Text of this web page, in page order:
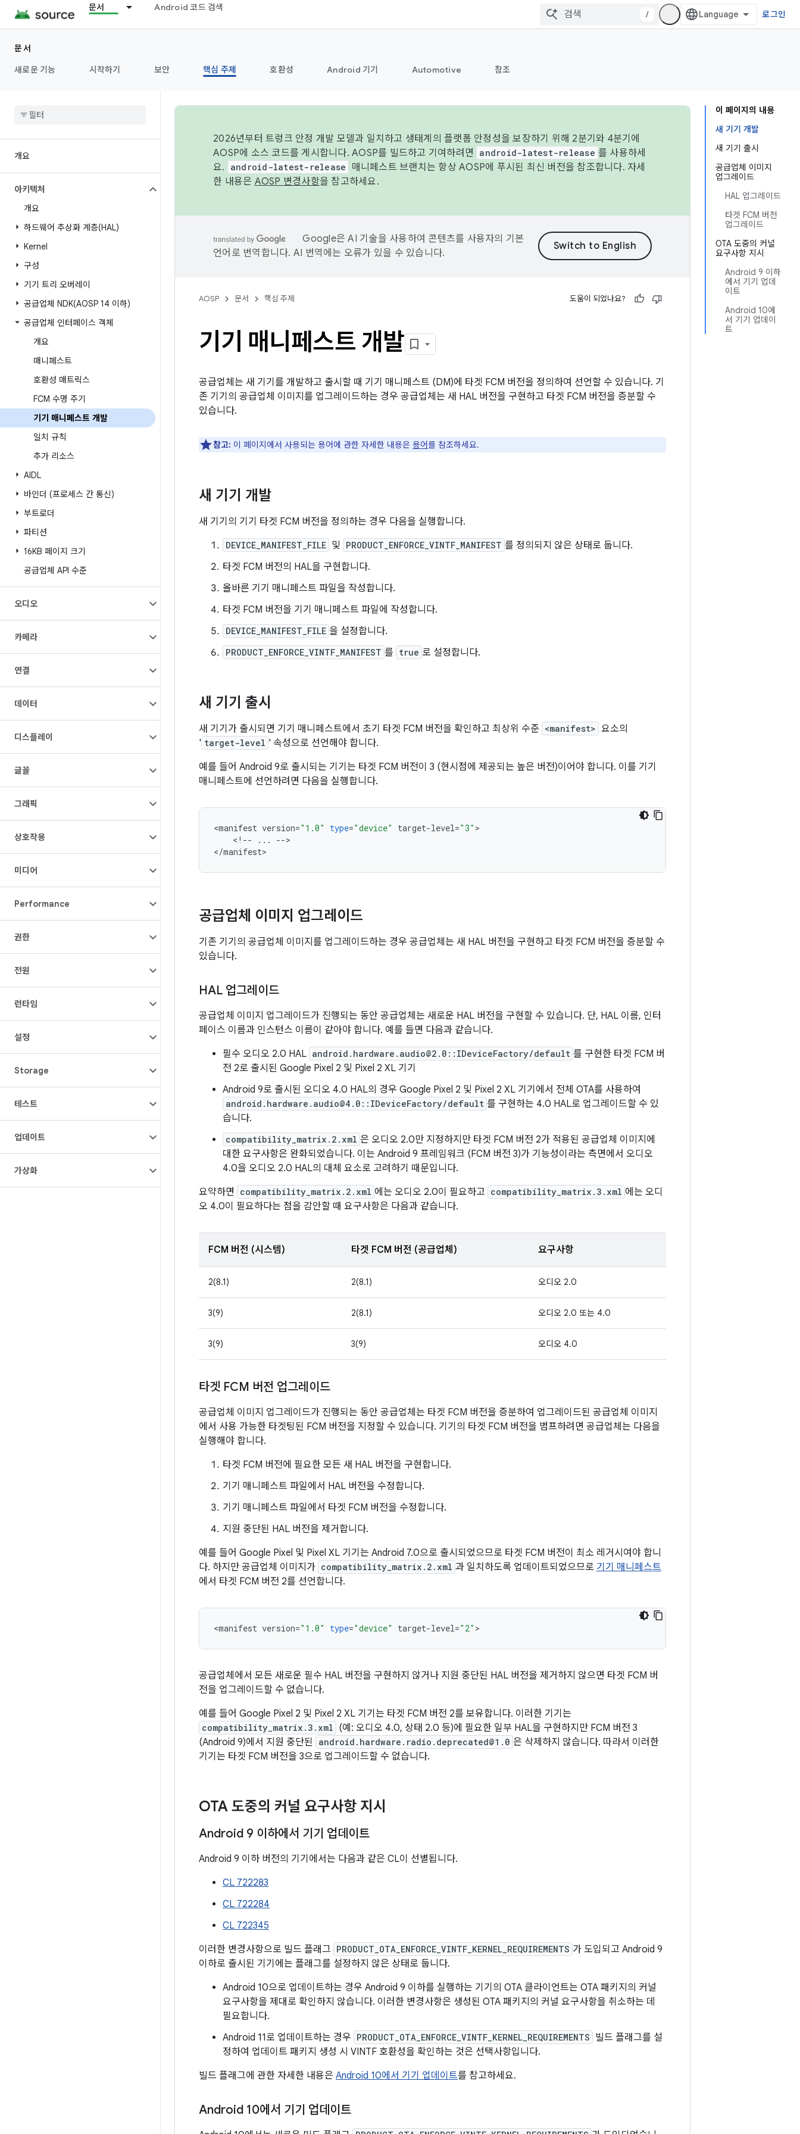
문서 Android 코드 검색
/ 로그인
문서
새로운 기능
시작하기 보안 핵심 주제 호환성 Android 기기 Automotive 참조
개요
아키텍처
개요
하드웨어 추상화 계층(HAL)
Kernel
구성
기기 트리 오버레이
공급업체 NDK(AOSP 14 이하)
공급업체 인터페이스 객체
개요
매니페스트
호환성 매트릭스
FCM 수명 주기
기기 매니페스트 개발
일치 규칙
추가 리소스
AIDL
바인더 (프로세스 간 통신)
부트로더
파티션
16KB 페이지 크기
공급업체 API 수준
오디오
카메라
연결
데이터
디스플레이
글꼴
그래픽
상호작용
미디어
Performance
권한
전원
런타임
설정
Storage
테스트
업데이트
가상화
이 페이지의 내용
새 기기 개발
새 기기 출시
공급업체 이미지
업그레이드
HAL 업그레이드
타겟 FCM 버전
업그레이드
OTA 도중의 커널
요구사항 지시
Android 9 이하
에서 기기 업데
이트
Android 10에
서 기기 업데이
트
2026년부터 트렁크 안정 개발 모델과 일치하고 생태계의 플랫폼 안정성을 보장하기 위해 2분기와 4분기에
AOSP에 소스 코드를 게시합니다. AOSP를 빌드하고 기여하려면
android-latest-release 를 사용하세
요.
android-latest-release
매니페스트 브랜치는 항상 AOSP에 푸시된 최신 버전을 참조합니다. 자세
한 내용은 AOSP 변경사항을 참고하세요.
Google은 AI 기술을 사용하여 콘텐츠를 사용자의 기본
언어로 번역합니다. AI 번역에는 오류가 있을 수 있습니다.
AOSP 문서 핵심 주제 도움이 되었나요?
기기 매니페스트 개발
공급업체는 새 기기를 개발하고 출시할 때 기기 매니페스트 (DM)에 타겟 FCM 버전을 정의하여 선언할 수 있습니다. 기
존 기기의 공급업체 이미지를 업그레이드하는 경우 공급업체는 새 HAL 버전을 구현하고 타겟 FCM 버전을 증분할 수
있습니다.
참고: 이 페이지에서 사용되는 용어에 관한 자세한 내용은 용어를 참조하세요.
새 기기 개발
새 기기의 기기 타겟 FCM 버전을 정의하는 경우 다음을 실행합니다.
DEVICE_MANIFEST_FILE 및 PRODUCT_ENFORCE_VINTF_MANIFEST 를 정의되지 않은 상태로 둡니다.
타겟 FCM 버전의 HAL을 구현합니다.
올바른 기기 매니페스트 파일을 작성합니다.
타겟 FCM 버전을 기기 매니페스트 파일에 작성합니다.
DEVICE_MANIFEST_FILE 을 설정합니다.
PRODUCT_ENFORCE_VINTF_MANIFEST 를 true 로 설정합니다.
새 기기 출시
새 기기가 출시되면 기기 매니페스트에서 초기 타겟 FCM 버전을 확인하고 최상위 수준 <manifest> 요소의
' target-level ' 속성으로 선언해야 합니다.
예를 들어 Android 9로 출시되는 기기는 타겟 FCM 버전이 3 (현시점에 제공되는 높은 버전)이어야 합니다. 이를 기기
매니페스트에 선언하려면 다음을 실행합니다.
<manifest version="1.0" type="device" target-level="3"
< ! -- ... -->
</manifest>
공급업체 이미지 업그레이드
기존 기기의 공급업체 이미지를 업그레이드하는 경우 공급업체는 새 HAL 버전을 구현하고 타겟 FCM 버전을 증분할 수
있습니다.
HAL 업그레이드
공급업체 이미지 업그레이드가 진행되는 동안 공급업체는 새로운 HAL 버전을 구현할 수 있습니다. 단, HAL 이름, 인터
페이스 이름과 인스턴스 이름이 같아야 합니다. 예를 들면 다음과 같습니다.
필수 오디오 2.0 HAL android.hardware.audio@2.0::IDeviceFactory/default 를 구현한 타겟 FCM 버
전 2로 출시된 Google Pixel 2 및 Pixel 2 XL 기기
Android 9로 출시된 오디오 4.0 HAL의 경우 Google Pixel 2 및 Pixel 2 XL 기기에서 전체 OTA를 사용하여
android.hardware.audio@4.0::IDeviceFactory/default 를 구현하는 4.0 HAL로 업그레이드할 수 있
습니다.
compatibility_matrix.2.xml 은 오디오 2.0만 지정하지만 타겟 FCM 버전 2가 적용된 공급업체 이미지에
대한 요구사항은 완화되었습니다. 이는 Android 9 프레임워크 (FCM 버전 3)가 기능성이라는 측면에서 오디오
4.0을 오디오 2.0 HAL의 대체 요소로 고려하기 때문입니다.
요약하면
compatibility_matrix.2.xml 에는 오디오 2.0이 필요하고 compatibility_matrix.3.xml 에는 오디
오 4.0이 필요하다는 점을 감안할 때 요구사항은 다음과 같습니다.
FCM 버전 (시스템) 타겟 FCM 버전 (공급업체) 요구사항
2(8.1) 2(8.1) 오디오 2.0
3(9) 2(8.1) 오디오 2.0 또는 4.0
3(9) 3(9) 오디오 4.0
타겟 FCM 버전 업그레이드
공급업체 이미지 업그레이드가 진행되는 동안 공급업체는 타겟 FCM 버전을 증분하여 업그레이드된 공급업체 이미지
에서 사용 가능한 타겟팅된 FCM 버전을 지정할 수 있습니다. 기기의 타겟 FCM 버전을 범프하려면 공급업체는 다음을
실행해야 합니다.
타겟 FCM 버전에 필요한 모든 새 HAL 버전을 구현합니다.
기기 매니페스트 파일에서 HAL 버전을 수정합니다.
기기 매니페스트 파일에서 타겟 FCM 버전을 수정합니다.
지원 중단된 HAL 버전을 제거합니다.
예를 들어 Google Pixel 및 Pixel XL 기기는 Android 7.0으로 출시되었으므로 타겟 FCM 버전이 최소 레거시여야 합니
다. 하지만 공급업체 이미지가 compatibility_matrix.2.xml 과 일치하도록 업데이트되었으므로 기기 매니페스트
에서 타겟 FCM 버전 2를 선언합니다.
<manifest version="1.0" type="device" target-level="2" >
공급업체에서 모든 새로운 필수 HAL 버전을 구현하지 않거나 지원 중단된 HAL 버전을 제거하지 않으면 타겟 FCM 버
전을 업그레이드할 수 없습니다.
예를 들어 Google Pixel 2 및 Pixel 2 XL 기기는 타겟 FCM 버전 2를 보유합니다. 이러한 기기는
compatibility_matrix.3.xml (예: 오디오 4.0, 상태 2.0 등)에 필요한 일부 HAL을 구현하지만 FCM 버전 3
(Android 9)에서 지원 중단된 android.hardware.radio.deprecated@1.0 은 삭제하지 않습니다. 따라서 이러한
기기는 타겟 FCM 버전을 3으로 업그레이드할 수 없습니다.
OTA 도중의 커널 요구사항 지시
Android 9 이하에서 기기 업데이트
Android 9 이하 버전의 기기에서는 다음과 같은 CL이 선별됩니다.
CL 722283
CL 722284
CL 722345
이러한 변경사항으로 빌드 플래그 PRODUCT_OTA_ENFORCE_VINTF_KERNEL_REQUIREMENTS 가 도입되고 Android 9
이하로 출시된 기기에는 플래그를 설정하지 않은 상태로 둡니다.
Android 10으로 업데이트하는 경우 Android 9 이하를 실행하는 기기의 OTA 클라이언트는 OTA 패키지의 커널
요구사항을 제대로 확인하지 않습니다. 이러한 변경사항은 생성된 OTA 패키지의 커널 요구사항을 취소하는 데
필요합니다.
Android 11로 업데이트하는 경우 PRODUCT_OTA_ENFORCE_VINTF_KERNEL_REQUIREMENTS 빌드 플래그를 설
정하여 업데이트 패키지 생성 시 VINTF 호환성을 확인하는 것은 선택사항입니다.
빌드 플래그에 관한 자세한 내용은 Android 10에서 기기 업데이트를 참고하세요.
Android 10에서 기기 업데이트